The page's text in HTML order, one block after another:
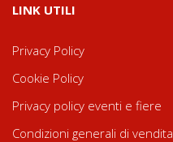
LINK UTILI
Privacy Policy
Cookie Policy
Privacy policy eventi e fiere
Condizioni generali di vendita